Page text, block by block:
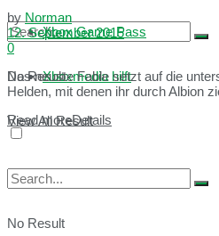
No Result
View All Result
Xbox Game Pass
Xboxmedia hilft
No Result
by Norman
12. September 2015
0
Das neuste Fable setzt auf die
Helden, mit denen ihr durch Albion
Read moreDetails